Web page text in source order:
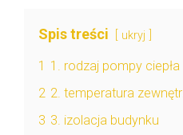
Spis treści ukryj
1 1. rodzaj pompy ciepła
2 2. temperatura
3 3. izolacja budynku